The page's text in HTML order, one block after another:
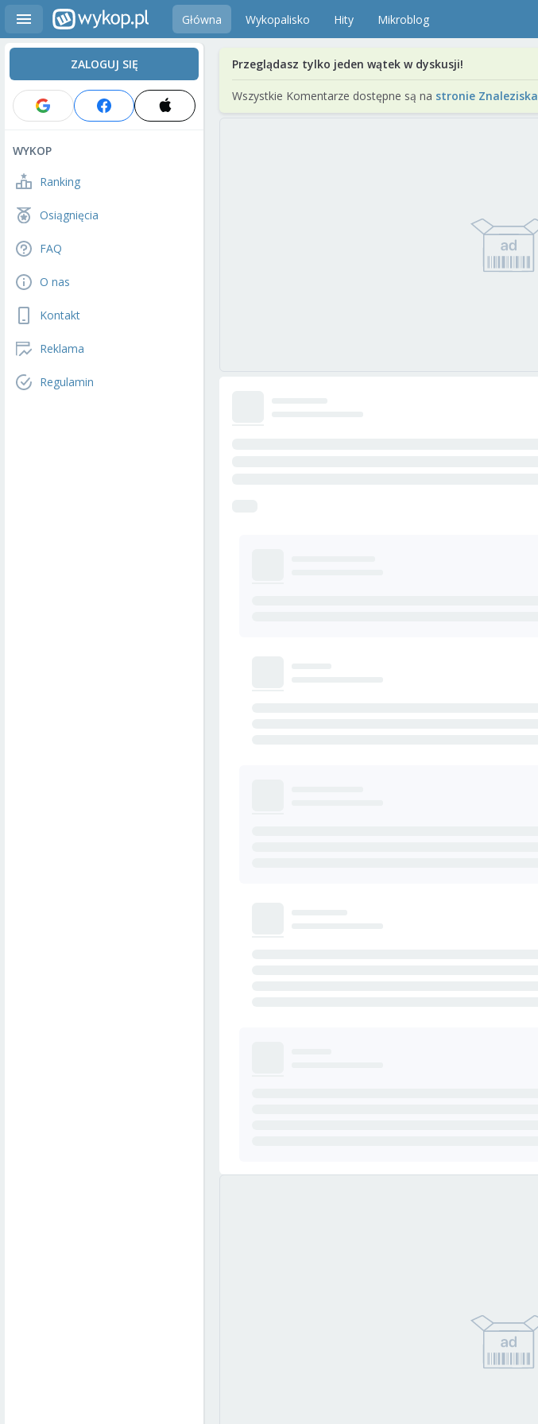
Główna Wykopalisko Hity Mikroblog
ZALOGUJ SIĘ
WYKOP
Ranking
Osiągnięcia
FAQ
O nas
Kontakt
Reklama
Regulamin
Przeglądasz tylko jeden wątek w dyskusji!
Wszystkie Komentarze dostępne są na stronie Znaleziska